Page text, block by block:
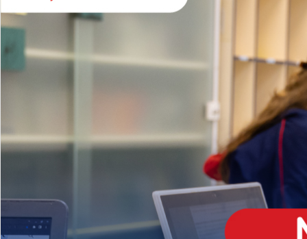
EDUCAÇÃO INFANTIL
Inglês todos os dias
MÉDIO
igh School
Dupla Diplomação